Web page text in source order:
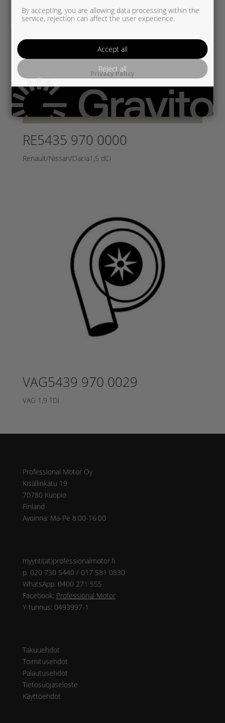
RE5435 970 0000
Renault/Nissan/Dacia1,5 dCi
VAG5439 970 0029
VAG 1.9 TDI
Professional Motor Oy
Kisällinkatu 19
70780 Kuopio
Finland
Avoinna: Ma-Pe 8:00-16:00
myynti(at)professionalmotor.fi
p. 020 730 5440 / 017 581 0830
WhatsApp: 0400 271 555
Facebook: Professional Motor
Y-tunnus: 0493997-1
Takuuehdot
Toimitusehdot
Palautusehdot
Tietosuojaseloste
Käyttöehdot
By accepting, you are allowing data processing within the
service, rejection can affect the user experience.
Accept all
Reject all
Privacy Policy